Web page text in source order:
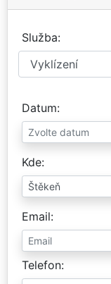
Služba
Datum
Kde
Email
Telefon